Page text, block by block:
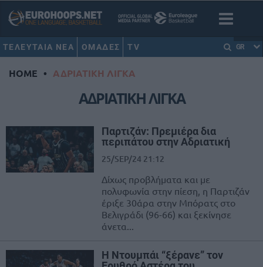
ΤΕΛΕΥΤΑΙΑ ΝΕΑ ΟΜΑΔΕΣ TV GR
HOME • ΑΔΡΙΑΤΙΚΗ ΛΙΓΚΑ
ΑΔΡΙΑΤΙΚΗ ΛΙΓΚΑ
Παρτιζάν: Πρεμιέρα δια
περιπάτου στην Αδριατική
25/SEP/24 21:12
Δίχως προβλήματα και με
πολυφωνία στην πίεση, η Παρτιζάν
έριξε 30άρα στην Μπόρατς στο
Βελιγράδι (96-66) και ξεκίνησε
άνετα...
H Ντουμπάι “ξέρανε” τον